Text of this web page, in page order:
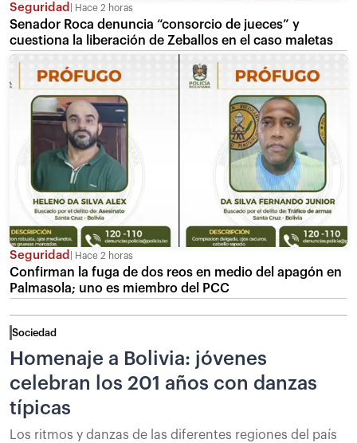
Seguridad Hace 2 horas
Senador Roca denuncia “consorcio de jueces” y
cuestiona la liberación de Zeballos en el caso maletas
Seguridad Hace 2 horas
Confirman la fuga de dos reos en medio del apagón en
Palmasola; uno es miembro del PCC
Sociedad
Homenaje a Bolivia: jóvenes
celebran los 201 años con danzas
típicas
Los ritmos y danzas de las diferentes regiones del país